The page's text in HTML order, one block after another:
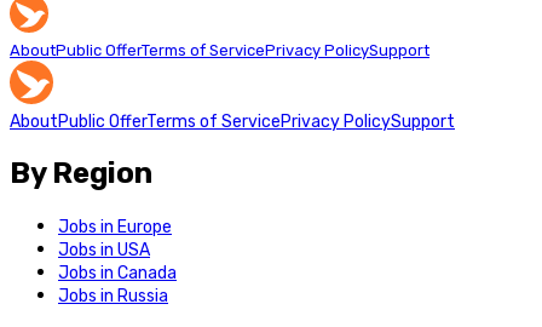
AboutPublic OfferTerms of ServicePrivacy PolicySupport
AboutPublic OfferTerms of ServicePrivacy PolicySupport
By Region
Jobs in Europe
Jobs in USA
Jobs in Canada
Jobs in Russia